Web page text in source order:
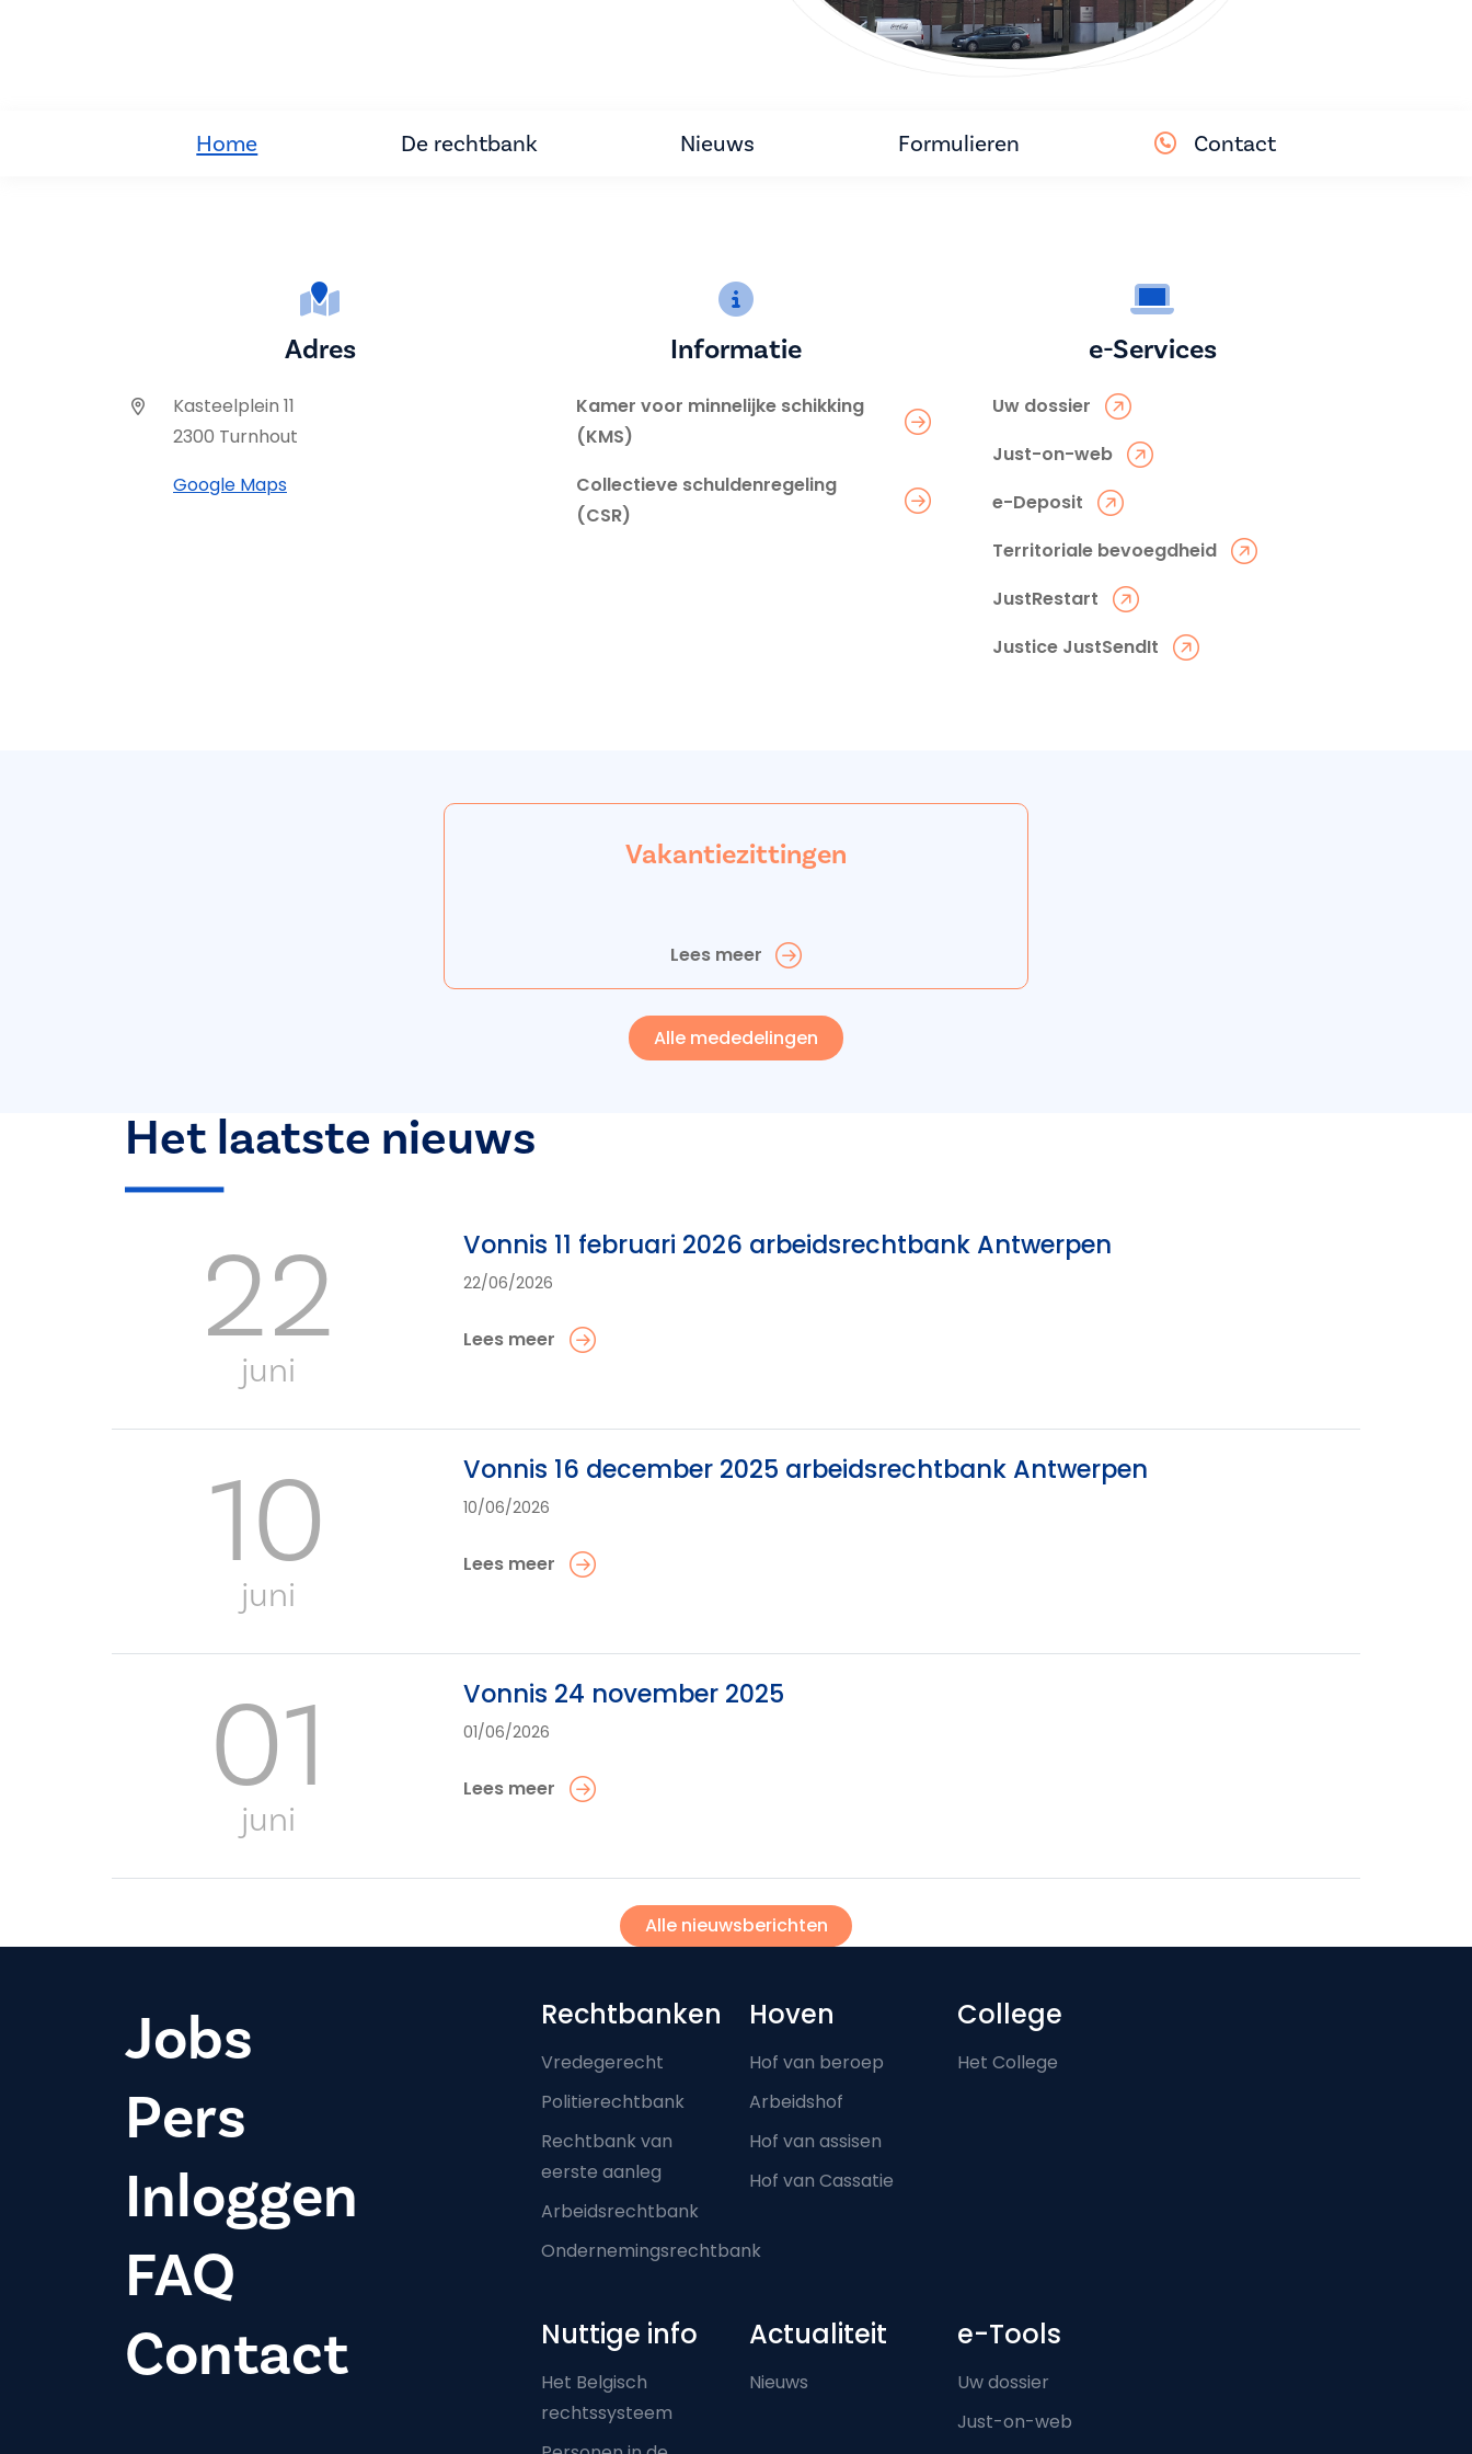
Home De rechtbank Nieuws Formulieren Contact
Adres
Kasteelplein 11
2300 Turnhout
Google Maps
Informatie
Kamer voor minnelijke schikking
(KMS)
Collectieve schuldenregeling
(CSR)
e-Services
Uw dossier
Just-on-web
e-Deposit
Territoriale bevoegdheid
JustRestart
Justice JustSendIt
Vakantiezittingen
Lees meer
Alle mededelingen
Het laatste nieuws
22
juni
Vonnis 11 februari 2026 arbeidsrechtbank Antwerpen
22/06/2026
Lees meer
10
juni
Vonnis 16 december 2025 arbeidsrechtbank Antwerpen
10/06/2026
Lees meer
01
juni
Vonnis 24 november 2025
01/06/2026
Lees meer
Alle nieuwsberichten
Jobs
Pers
Inloggen
FAQ
Contact
Footer-menu
Rechtbanken
Vredegerecht
Politierechtbank
Rechtbank van
eerste aanleg
Arbeidsrechtbank
Ondernemingsrechtbank
Hoven
Hof van beroep
Arbeidshof
Hof van assisen
Hof van Cassatie
College
Het College
Nuttige info
Het Belgisch
rechtssysteem
Actualiteit
Nieuws
e-Tools
Uw dossier
Just-on-web